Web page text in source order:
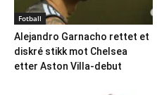
Fotball
Alejandro Garnacho rettet et
diskré stikk mot Chelsea
etter Aston Villa-debut